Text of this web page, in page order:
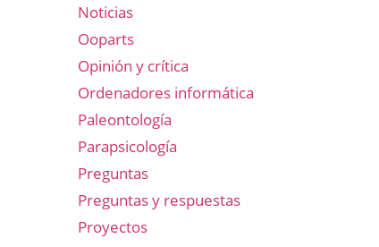
Noticias
Ooparts
Opinión y crítica
Ordenadores informática
Paleontología
Parapsicología
Preguntas
Preguntas y respuestas
Proyectos